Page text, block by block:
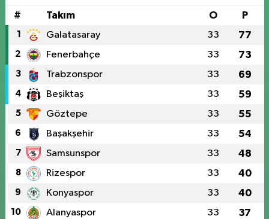
# Takım O P
1 Galatasaray 33 77
2 Fenerbahçe 33 73
3 Trabzonspor 33 69
4 Beşiktaş 33 59
5 Göztepe 33 55
6 Başakşehir 33 54
7 Samsunspor 33 48
8 Rizespor 33 40
9 Konyaspor 33 40
10 Alanyaspor 33 37